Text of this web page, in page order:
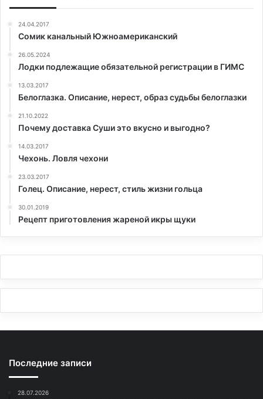
24.04.2017
Сомик канальный Южноамериканский
26.05.2024
Лодки подлежащие обязательной регистрации в ГИМС
13.03.2017
Белоглазка. Описание, нерест, образ судьбы белоглазки
21.10.2022
Почему доставка Суши это вкусно и выгодно?
14.03.2017
Чехонь. Ловля чехони
23.03.2017
Голец. Описание, нерест, стиль жизни гольца
30.01.2019
Рецепт приготовления жареной икры щуки
Последние записи
28.07.2026